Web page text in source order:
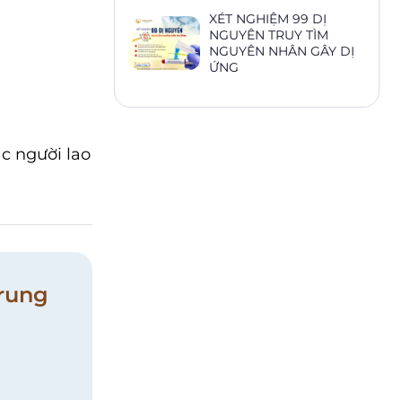
người lao
XÉT NGHIỆM 99 DỊ
NGUYÊN TRUY TÌM
NGUYÊN NHÂN GÂY DỊ
ỨNG